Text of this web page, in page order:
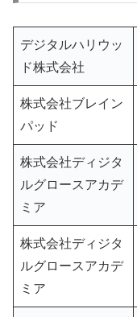
デジタルハリウッ
ド株式会社
株式会社ブレイン
パッド
株式会社ディジタ
ルグロースアカデ
ミア
株式会社ディジタ
ルグロースアカデ
ミア